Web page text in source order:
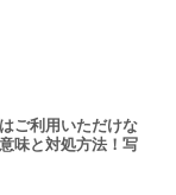
ご利用いただけな
味と対処方法！写